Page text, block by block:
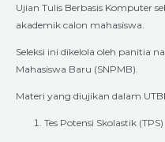
Ujian Tulis Berbasis Komputer
akademik calon mahasiswa.
Seleksi ini dikelola oleh panitia
Mahasiswa Baru (SNPMB).
Materi yang diujikan dalam
Tes Potensi Skolastik (TPS)